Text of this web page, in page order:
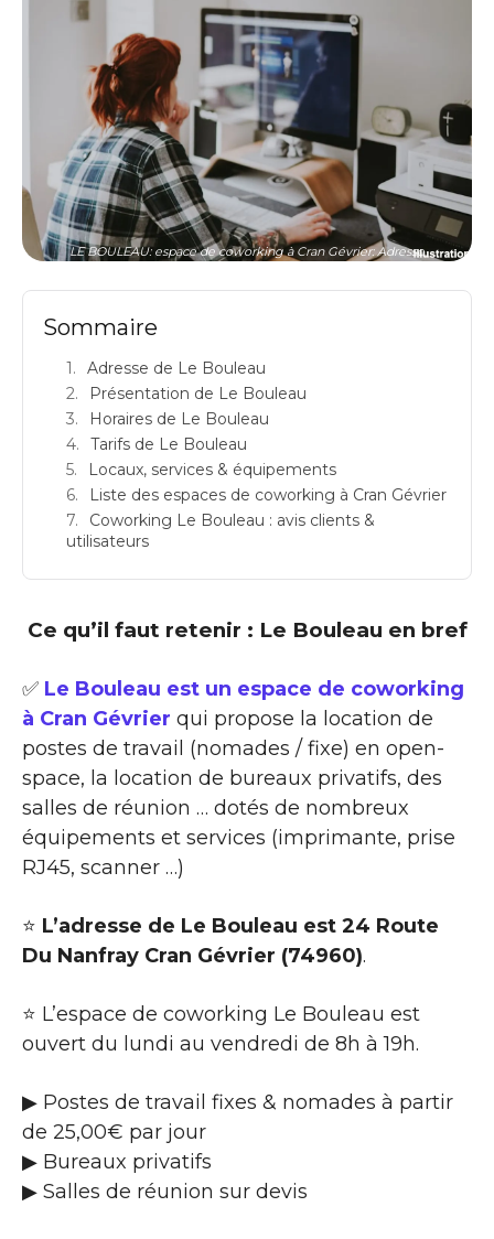
LE BOULEAU: espace de coworking à Cran Gévrier: Adresse
Sommaire
Adresse de Le Bouleau
Présentation de Le Bouleau
Horaires de Le Bouleau
Tarifs de Le Bouleau
Locaux, services & équipements
Liste des espaces de coworking à Cran Gévrier
Coworking Le Bouleau : avis clients &
utilisateurs
Ce qu’il faut retenir : Le Bouleau en bref
✅ Le Bouleau est un espace de coworking
à Cran Gévrier qui propose la location de
postes de travail (nomades / fixe) en open-
space, la location de bureaux privatifs, des
salles de réunion … dotés de nombreux
équipements et services (imprimante, prise
RJ45, scanner …)
⭐ L’adresse de Le Bouleau est 24 Route
Du Nanfray Cran Gévrier (74960).
⭐ L’espace de coworking Le Bouleau est
ouvert du lundi au vendredi de 8h à 19h.
▶ Postes de travail fixes & nomades à partir
de 25,00€ par jour
▶ Bureaux privatifs
▶ Salles de réunion sur devis